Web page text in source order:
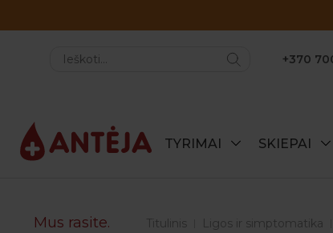
+370
TYRIMAI SKIEPAI
Mus rasite. Titulinis Ligos ir simptomatika